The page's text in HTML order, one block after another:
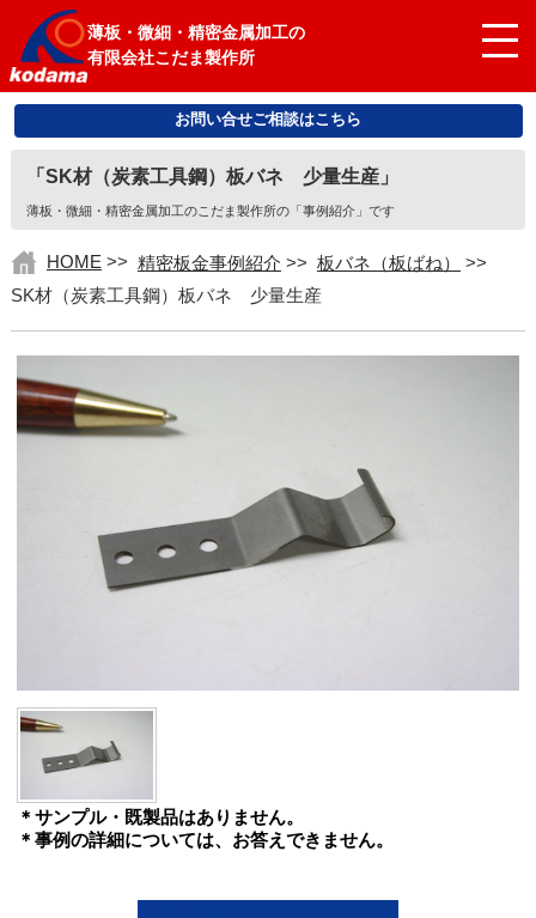
薄板・微細・精密金属加工の
有限会社こだま製作所
お問い合せご相談はこちら
「SK材（炭素工具鋼）板バネ 少量生産」
薄板・微細・精密金属加工のこだま製作所の「事例紹介」です
HOME >> 精密板金事例紹介 >> 板バネ（板ばね）
>>
SK材（炭素工具鋼）板バネ 少量生産
＊サンプル・既製品はありません。
＊事例の詳細については、お答えできません。